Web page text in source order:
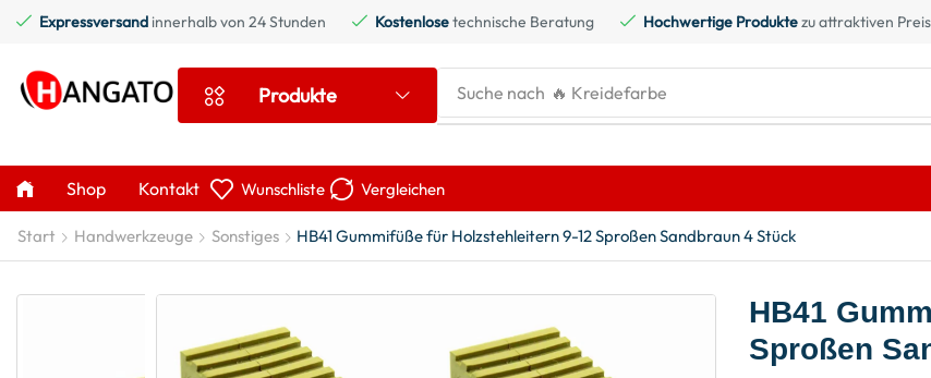
Expressversand innerhalb von 24 Stunden Kostenlosetechnische Beratung Hochwertige Produktezu attraktiven
Produkte Suche nach
Shop Kontakt Wunschliste Vergleichen
Start Handwerkzeuge Sonstiges HB41 Gummifüße für Holzstehleitern 9-12 Sproßen Sandbraun 4 Stück
HB41
Sproßen